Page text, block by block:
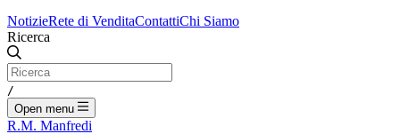
NotizieRete di VenditaContattiChi Siamo
Ricerca
/
Open menu
R.M. Manfredi